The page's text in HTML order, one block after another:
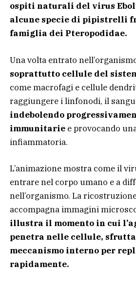
ospiti naturali del virus
alcune specie di pipistrelli
famiglia dei Pteropodidae.
Una volta entrato
soprattutto cellule del
come macrofagi e cellule
raggiungere i linfonodi, il
indebolendo
immunitarie e provocando
infiammatoria.
L’animazione mostra come il
entrare nel corpo umano e a
nell’organismo. La
accompagna immagini
illustra il momento in cui
penetra nelle cellule,
meccanismo interno per
rapidamente.